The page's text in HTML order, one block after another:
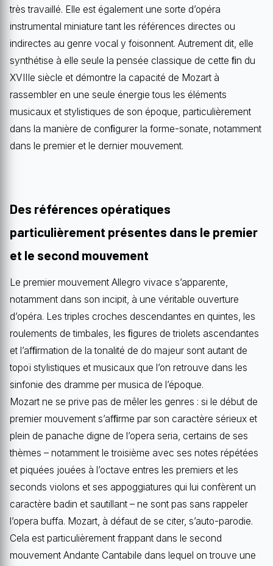
très travaillé. Elle est également une sorte d’opéra
instrumental miniature tant les références directes ou
indirectes au genre vocal y foisonnent. Autrement dit, elle
synthétise à elle seule la pensée classique de cette ﬁn du
XVIIIe siècle et démontre la capacité de Mozart à
rassembler en une seule énergie tous les éléments
musicaux et stylistiques de son époque, particulièrement
dans la manière de conﬁgurer la forme-sonate, notamment
dans le premier et le dernier mouvement.
Des références opératiques
particulièrement présentes dans le premier
et le second mouvement
Le premier mouvement Allegro vivace s’apparente,
notamment dans son incipit, à une véritable ouverture
d’opéra. Les triples croches descendantes en quintes, les
roulements de timbales, les ﬁgures de triolets ascendantes
et l’afﬁrmation de la tonalité de do majeur sont autant de
topoï stylistiques et musicaux que l’on retrouve dans les
sinfonie des dramme per musica de l’époque.
Mozart ne se prive pas de mêler les genres : si le début de
premier mouvement s’afﬁrme par son caractère sérieux et
plein de panache digne de l’opera seria, certains de ses
thèmes – notamment le troisième avec ses notes répétées
et piquées jouées à l’octave entres les premiers et les
seconds violons et ses appoggiatures qui lui confèrent un
caractère badin et sautillant – ne sont pas sans rappeler
l’opera buffa. Mozart, à défaut de se citer, s’auto-parodie.
Cela est particulièrement frappant dans le second
mouvement Andante Cantabile dans lequel on trouve une